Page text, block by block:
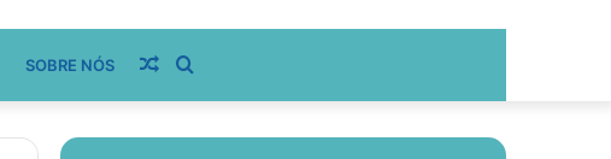
SOBRE NÓS
por
Artigo
aleatório